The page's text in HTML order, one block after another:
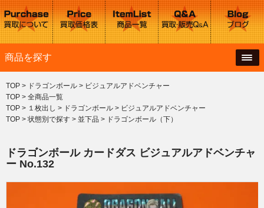
商品を探す
TOP > ドラゴンボール > ビジュアルアドベンチャー
TOP > 全商品一覧
TOP > １枚出し > ドラゴンボール > ビジュアルアドベンチャー
TOP > 状態別で探す > 並下品 > ドラゴンボール（下）
ドラゴンボール カードダス ビジュアルアドベンチャ
ー No.132